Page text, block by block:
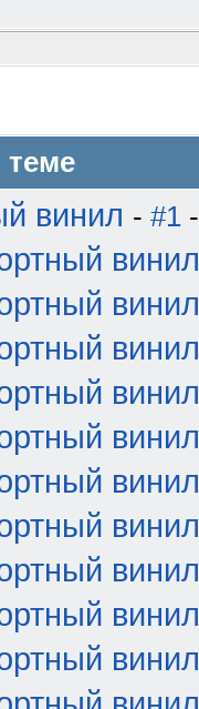
винил - #1
винил
винил
винил
винил
винил
винил
винил
винил
винил
винил